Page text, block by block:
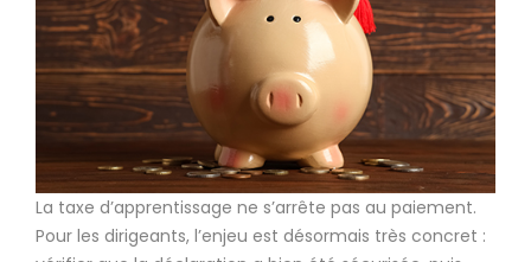
La taxe d’apprentissage ne s’arrête pas au paiement.
Pour les dirigeants, l’enjeu est désormais très concret :